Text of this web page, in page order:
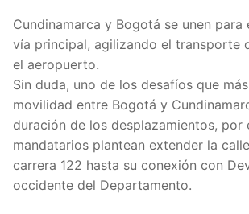
Cundinamarca y Bogotá se unen para
vía principal, agilizando el transporte
el aeropuerto.
Sin duda, uno de los desafíos que
movilidad entre Bogotá y
duración de los desplazamientos, por
mandatarios plantean extender la
carrera 122 hasta su conexión con
occidente del Departamento.